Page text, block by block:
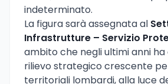
indeterminato.
La figura sarà assegnata al
Infrastrutture – Servizio
ambito che negli ultimi anni ha
rilievo strategico crescente
territoriali lombardi, alla luce